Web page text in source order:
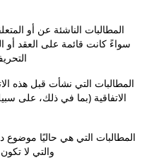
المطالبات الناشئة عن أو
سواءً كانت قائمة على العقد أو
المطالبات التي نشأت قبل هذه
الاتفاقية (بما في ذلك، على
المطالبات التي هي حاليًا
والتي لا